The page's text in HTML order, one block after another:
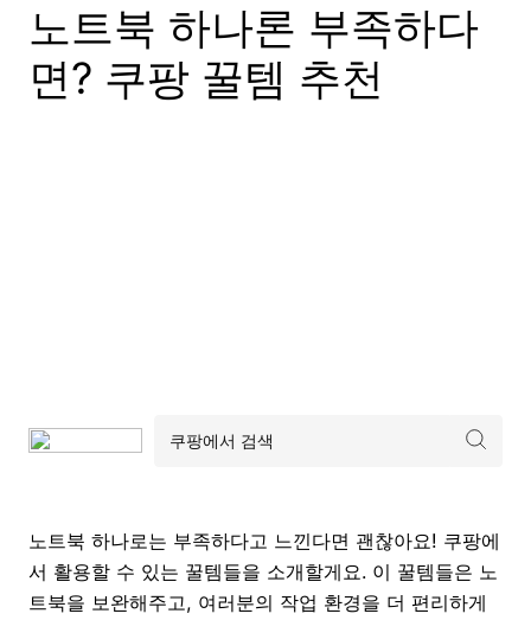
노트북 하나론 부족하다
면? 쿠팡 꿀템 추천
노트북 하나로는 부족하다고 느낀다면 괜찮아요! 쿠팡에
서 활용할 수 있는 꿀템들을 소개할게요. 이 꿀템들은 노
트북을 보완해주고, 여러분의 작업 환경을 더 편리하게